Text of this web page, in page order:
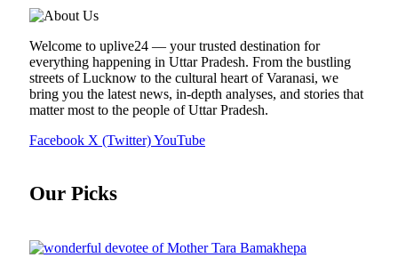
Welcome to uplive24 — your trusted destination for
everything happening in Uttar Pradesh. From the bustling
streets of Lucknow to the cultural heart of Varanasi, we
bring you the latest news, in-depth analyses, and stories that
matter most to the people of Uttar Pradesh.
Facebook X (Twitter)YouTube
Our Picks